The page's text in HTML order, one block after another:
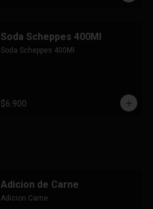
Soda Scheppes 400Ml
Soda Scheppes 400Ml
$6.900
Adicion de Carne
Adicion Carne